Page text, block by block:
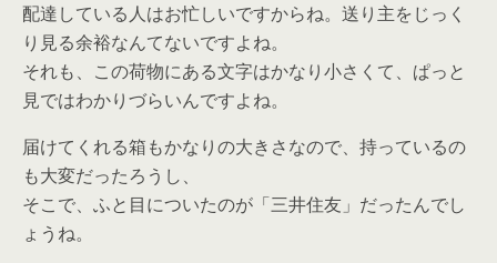
配達している人はお忙しいですからね。送り主をじっく
り見る余裕なんてないですよね。
それも、この荷物にある文字はかなり小さくて、ぱっと
見ではわかりづらいんですよね。
届けてくれる箱もかなりの大きさなので、持っているの
も大変だったろうし、
そこで、ふと目についたのが「三井住友」だったんでし
ょうね。